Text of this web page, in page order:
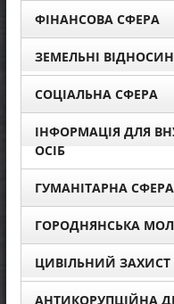
ФІНАНСОВА СФЕРА
ЗЕМЕЛЬНІ
СОЦІАЛЬНА СФЕРА
ІНФОРМАЦІЯ ДЛЯ
ОСІБ
ГУМАНІТАРНА СФЕРА
ГОРОДНЯНСЬКА
ЦИВІЛЬНИЙ ЗАХИСТ
АНТИКОРУПЦІЙНА